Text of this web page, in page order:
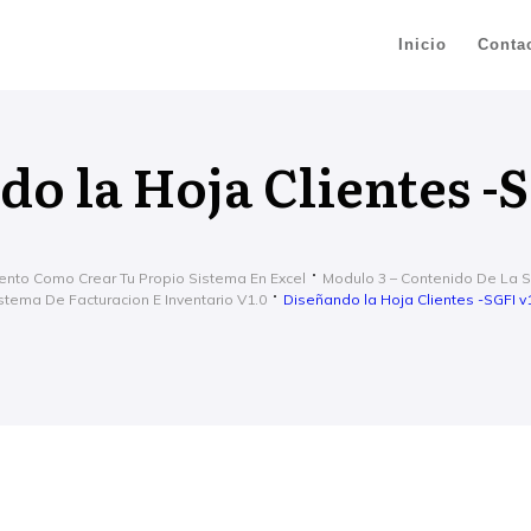
Inicio
la Hoja Clientes -
Como Crear Tu Propio Sistema En Excel
Modulo 3 – Contenido De La
De Facturacion E Inventario V1.0
Diseñando la Hoja Clientes -SGFI